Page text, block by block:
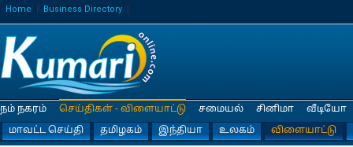
Home Business Directory
நம் நகரம்
செய்திகள் - விளையாட்டு
மாவட்ட செய்தி
தமிழகம் இந்தியா உலகம் விளையாட்டு
சமையல் சினிமா வீடியோ